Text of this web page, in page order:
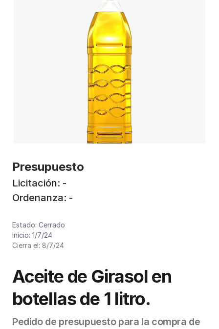
Presupuesto
Licitación: -
Ordenanza: -
Cód. de presupuesto: P024/2024
Estado: Cerrado
Inicio: 1/7/24
Cierra el: 8/7/24
Aceite de Girasol en
botellas de 1 litro.
Pedido de presupuesto para la compra de